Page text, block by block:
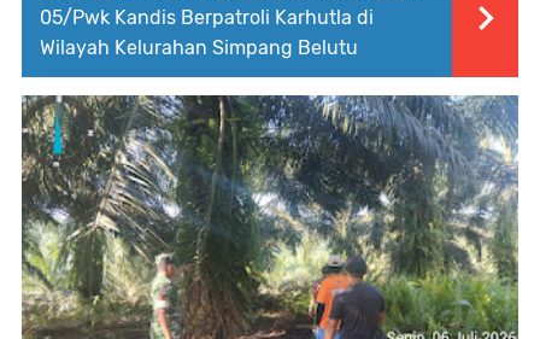
05/Pwk Kandis Berpatroli Karhutla di
Wilayah Kelurahan Simpang Belutu